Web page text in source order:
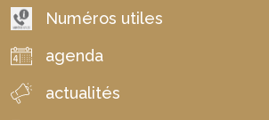
Numéros utiles
agenda
actualités